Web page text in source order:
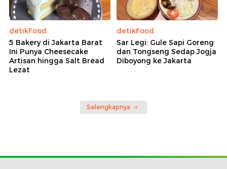
detikFood
5 Bakery di Jakarta Barat
Ini Punya Cheesecake
Artisan hingga Salt Bread
Lezat
detikFood
Sar Legi: Gule Sapi Goreng
dan Tongseng Sedap Jogja
Diboyong ke Jakarta
Selengkapnya